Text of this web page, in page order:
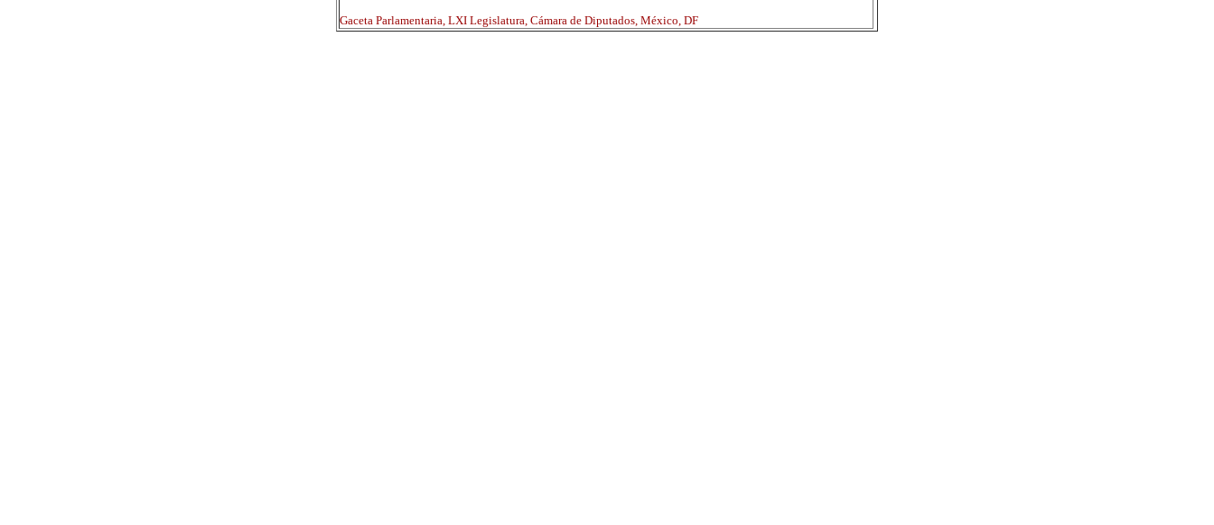
Gaceta Parlamentaria, LXI Legislatura, Cámara de Diputados, México, DF